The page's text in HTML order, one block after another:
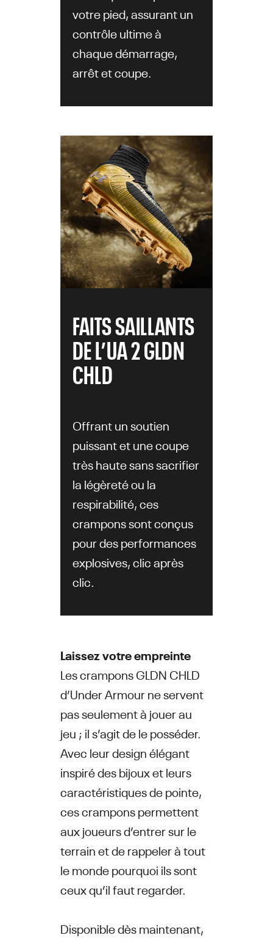
votre pied, assurant un
contrôle ultime à
chaque démarrage,
arrêt et coupe.
FAITS SAILLANTS
DE L’UA 2 GLDN
CHLD
Offrant un soutien
puissant et une coupe
très haute sans sacrifier
la légèreté ou la
respirabilité, ces
crampons sont conçus
pour des performances
explosives, clic après
clic.
Laissez votre empreinte
Les crampons GLDN CHLD
d’Under Armour ne servent
pas seulement à jouer au
jeu ; il s’agit de le posséder.
Avec leur design élégant
inspiré des bijoux et leurs
caractéristiques de pointe,
ces crampons permettent
aux joueurs d’entrer sur le
terrain et de rappeler à tout
le monde pourquoi ils sont
ceux qu’il faut regarder.
Disponible dès maintenant,